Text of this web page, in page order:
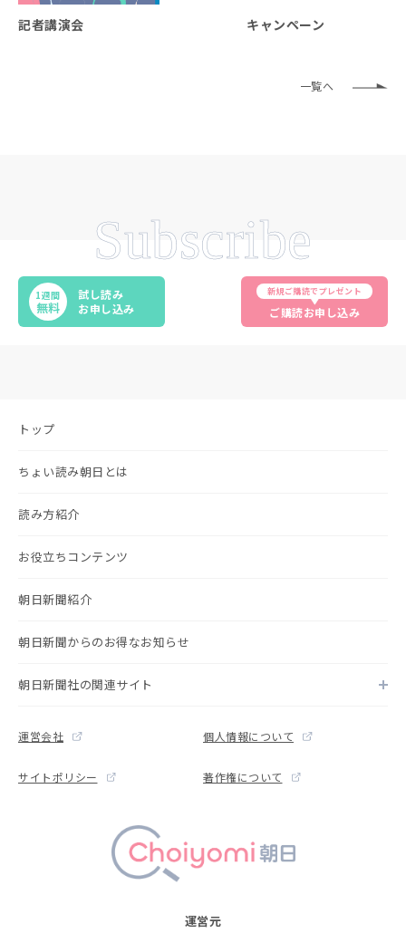
記者講演会 キャンペーン
一覧へ
Subscribe
1週間
無料
試し読み
お申し込み
新規ご購読でプレゼント
ご購読お申し込み
運営元
トップ
ちょい読み朝日とは
読み方紹介
お役立ちコンテンツ
朝日新聞紹介
朝日新聞からのお得なお知らせ
朝日新聞社の関連サイト
運営会社 個人情報について
サイトポリシー 著作権について